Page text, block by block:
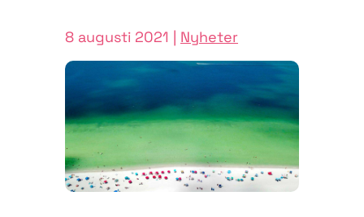
8 augusti 2021 | Nyheter